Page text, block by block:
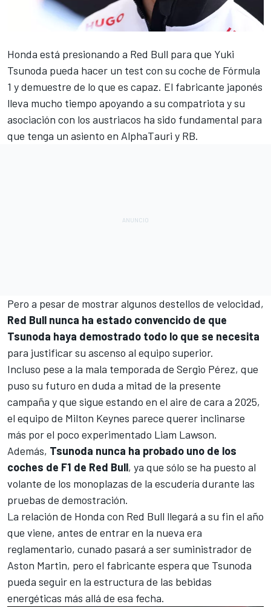
Honda está presionando a Red Bull para que Yuki
Tsunoda pueda hacer un test con su coche de Fórmula
1 y demuestre de lo que es capaz. El fabricante japonés
lleva mucho tiempo apoyando a su compatriota y su
asociación con los austriacos ha sido fundamental para
que tenga un asiento en AlphaTauri y RB.
Pero a pesar de mostrar algunos destellos de velocidad,
Red Bull nunca ha estado convencido de que
Tsunoda haya demostrado todo lo que se necesita
para justificar su ascenso al equipo superior.
Incluso pese a la mala temporada de Sergio Pérez, que
puso su futuro en duda a mitad de la presente
campaña y que sigue estando en el aire de cara a 2025,
el equipo de Milton Keynes parece querer inclinarse
más por el poco experimentado Liam Lawson.
Además, Tsunoda nunca ha probado uno de los
coches de F1 de Red Bull, ya que sólo se ha puesto al
volante de los monoplazas de la escudería durante las
pruebas de demostración.
La relación de Honda con Red Bull llegará a su fin el año
que viene, antes de entrar en la nueva era
reglamentario, cunado pasará a ser suministrador de
Aston Martin, pero el fabricante espera que Tsunoda
pueda seguir en la estructura de las bebidas
energéticas más allá de esa fecha.